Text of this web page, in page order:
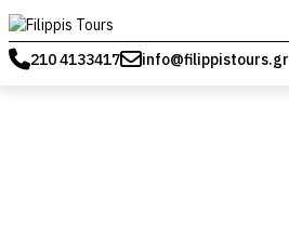
210 4133417 info@filippistours.gr